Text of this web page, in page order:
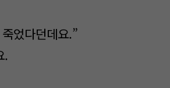
었다던데요.”
.